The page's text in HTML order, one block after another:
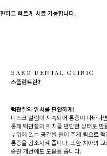
편하고 빠르게 치료 가능합니다.
BARO DENTAL CLINIC
스플린트란?
턱관절의 위치를 편안하게!
디스크 걸림이 지속되어 통증이 나타나
통해 턱관절의 위치를 편안한 상태로 만
부위에 있는 공간을 줄여 주게 됨으로
통증을 감소시켜 줍니다.또한 치아의
습관 개선에도 도움을 줍니다.